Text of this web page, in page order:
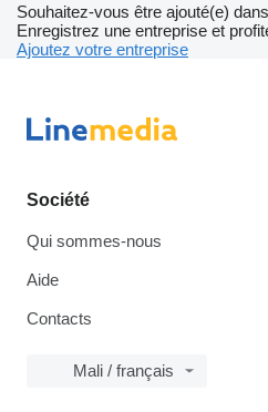
Souhaitez-vous être ajouté(e)
Enregistrez une entreprise et
Ajoutez votre entreprise
Société
Qui sommes-nous
Aide
Contacts
Mali / français